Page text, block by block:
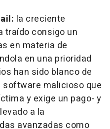
la creciente
traído consigo un
en materia de
en una prioridad
han sido blanco de
software malicioso que
y exige un pago- y
a la
avanzadas como